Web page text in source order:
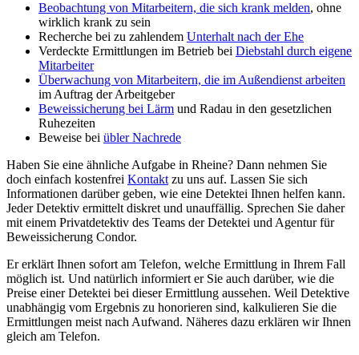
Beobachtung von Mitarbeitern, die sich krank melden, ohne
wirklich krank zu sein
Recherche bei zu zahlendem Unterhalt nach der Ehe
Verdeckte Ermittlungen im Betrieb bei Diebstahl durch eigene
Mitarbeiter
Überwachung von Mitarbeitern, die im Außendienst arbeiten
im Auftrag der Arbeitgeber
Beweissicherung bei Lärm und Radau in den gesetzlichen
Ruhezeiten
Beweise bei übler Nachrede
Haben Sie eine ähnliche Aufgabe in Rheine? Dann nehmen Sie
doch einfach kostenfrei Kontakt zu uns auf. Lassen Sie sich
Informationen darüber geben, wie eine Detektei Ihnen helfen kann.
Jeder Detektiv ermittelt diskret und unauffällig. Sprechen Sie daher
mit einem Privatdetektiv des Teams der Detektei und Agentur für
Beweissicherung Condor.
Er erklärt Ihnen sofort am Telefon, welche Ermittlung in Ihrem Fall
möglich ist. Und natürlich informiert er Sie auch darüber, wie die
Preise einer Detektei bei dieser Ermittlung aussehen. Weil Detektive
unabhängig vom Ergebnis zu honorieren sind, kalkulieren Sie die
Ermittlungen meist nach Aufwand. Näheres dazu erklären wir Ihnen
gleich am Telefon.